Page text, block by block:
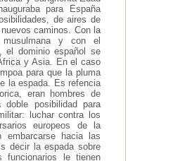
para España
de aires de
caminos. Con la
y con el
el dominio español se
y Asia. En el caso
para que la pluma
la espada. Es refencia
eran hombres de
posibilidad para
luchar contra los
europeos de la
embarcarse hacia las
decir la espada sobre
funcionarios le tienen